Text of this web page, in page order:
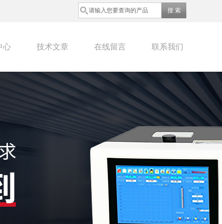
心 技术文章 在线留言 联系我们